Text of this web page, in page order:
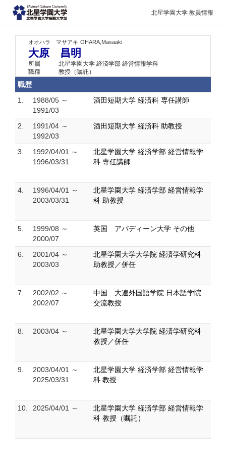
北星学園大学 教員情報
オオハラ マサアキ OHARA,Masaaki
大原 昌明
所属
北星学園大学 経済学部 経営情報学科
職種
教授（嘱託）
職歴
1.
1988/05 ～
1991/03
酒田短期大学 経済科 専任講師
2.
1991/04 ～
1992/03
酒田短期大学 経済科 助教授
3.
1992/04/01 ～
1996/03/31
北星学園大学 経済学部 経営情報学
科 専任講師
4.
1996/04/01 ～
2003/03/31
北星学園大学 経済学部 経営情報学
科 助教授
5.
1999/08 ～
2000/07
英国 アバディーン大学 その他
6.
2001/04 ～
2003/03
北星学園大学大学院 経済学研究科
助教授／併任
7.
2002/02 ～
2002/07
中国 大連外国語学院 日本語学院
交流教授
8. 2003/04 ～
北星学園大学大学院 経済学研究科
教授／併任
9.
2003/04/01 ～
2025/03/31
北星学園大学 経済学部 経営情報学
科 教授
10. 2025/04/01 ～
北星学園大学 経済学部 経営情報学
科 教授（嘱託）